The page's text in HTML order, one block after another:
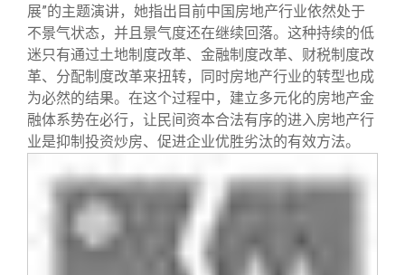
展”的主题演讲，她指出目前中国房地产行业依然处于
不景气状态，并且景气度还在继续回落。这种持续的低
迷只有通过土地制度改革、金融制度改革、财税制度改
革、分配制度改革来扭转，同时房地产行业的转型也成
为必然的结果。在这个过程中，建立多元化的房地产金
融体系势在必行，让民间资本合法有序的进入房地产行
业是抑制投资炒房、促进企业优胜劣汰的有效方法。